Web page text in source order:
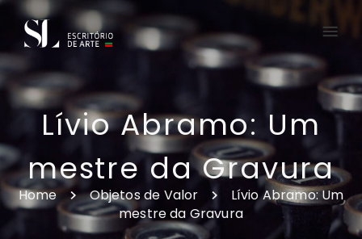
Lívio Abramo: Um
mestre da Gravura
Home Objetos de Valor
Lívio Abramo: Um
mestre da Gravura